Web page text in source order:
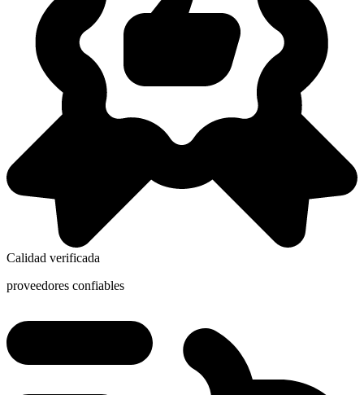
Calidad verificada
proveedores confiables